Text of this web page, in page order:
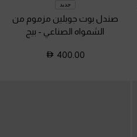
جديد
صندل بوت جوبلين مزموم من
الشمواه الصناعي - بيج
400.00